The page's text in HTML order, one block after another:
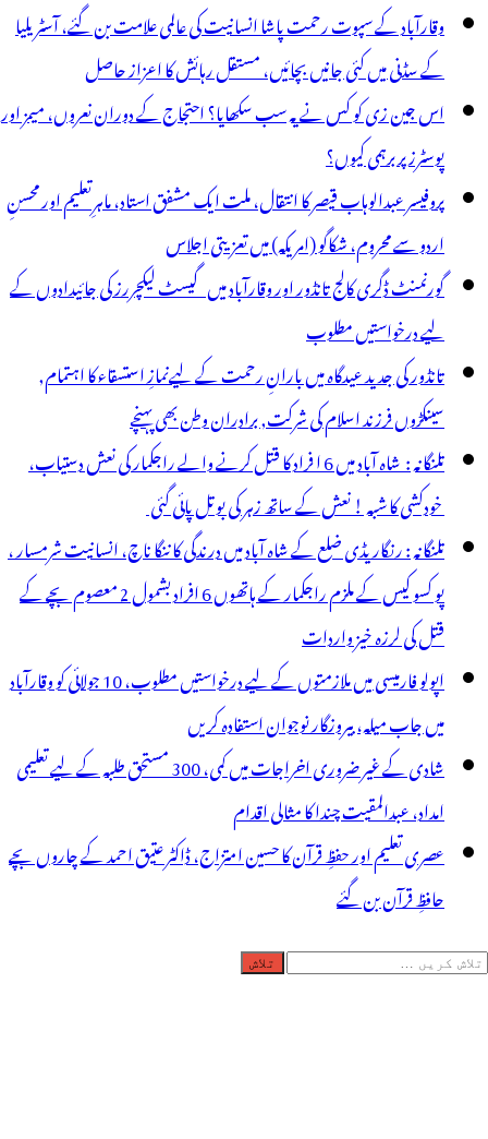
وقارآباد کے سپوت رحمت پاشا انسانیت کی عالمی علامت بن گئے، آسٹریلیا
کے سڈنی میں کئی جانیں بچائیں، مستقل رہائش کا اعزاز حاصل
اس جین زی کو کس نے یہ سب سکھایا؟ احتجاج کے دوران نعروں، میمز اور
پوسٹرز پر برہمی کیوں؟
پروفیسر عبدالوہاب قیصر کا انتقال، ملت ایک مشفق استاد، ماہرِتعلیم اور محسنِ
اردو سے محروم، شکاگو (امریکہ) میں تعزیتی اجلاس
گورنمنٹ ڈگری کالج تانڈور اور وقارآباد میں گیسٹ لیکچررز کی جائیدادوں کے
لیے درخواستیں مطلوب
تانڈور کی جدید عیدگاہ میں بارانِ رحمت کے لیےنمازِ استسقاء کا اہتمام,
سینکڑوں فرزند اسلام کی شرکت, برادران وطن بھی پہنچے
تلنگانہ : شاہ آباد میں 6 ا فراد کا قتل کرنے والے راجکمار کی نعش دستیاب،
خودکشی کا شبہ ! نعش کے ساتھ زہر کی بوتل پائی گئی
تلنگانہ : رنگاریڈی ضلع کے شاہ آباد میں درندگی کا ننگا ناچ، انسانیت شرمسار ،
پو کسو کیس کے ملزم راجکمار کے ہاتھوں 6 افراد بشمول 2 معصوم بچے کے
قتل کی لرزہ خیز واردات
اپولو فارمیسی میں ملازمتوں کے لیے درخواستیں مطلوب، 10 جولائی کو وقارآباد
میں جاب میلہ، بیروزگار نوجوان استفادہ کریں
شادی کے غیر ضروری اخراجات میں کمی، 300 مستحق طلبہ کے لیے تعلیمی
امداد، عبدالمقیت چندا کا مثالی اقدام
عصری تعلیم اور حفظِ قرآن کا حسین امتزاج، ڈاکٹر عتیق احمد کے چاروں بچے
حافظِ قرآن بن گئے
تلاش